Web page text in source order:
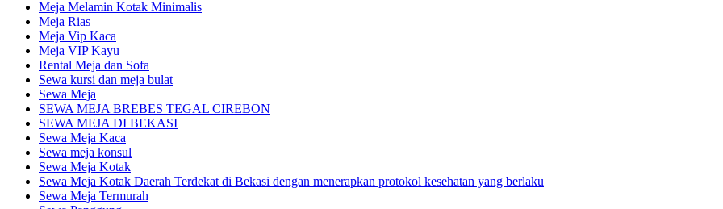
Meja Melamin Kotak Minimalis
Meja Rias
Meja Vip Kaca
Meja VIP Kayu
Rental Meja dan Sofa
Sewa kursi dan meja bulat
Sewa Meja
SEWA MEJA BREBES TEGAL CIREBON
SEWA MEJA DI BEKASI
Sewa Meja Kaca
Sewa meja konsul
Sewa Meja Kotak
Sewa Meja Kotak Daerah Terdekat di Bekasi dengan menerapkan protokol kesehatan yang berlaku
Sewa Meja Termurah